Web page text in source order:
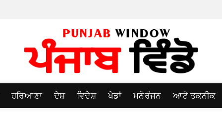
ਹਰਿਆਣਾ ਦੇਸ਼ ਵਿਦੇਸ਼ ਖੇਡਾਂ ਮਨੋਰੰਜਨ ਆਟੋ ਤਕਨੀਕ